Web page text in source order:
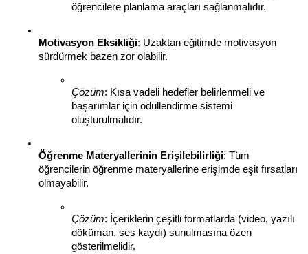
öğrencilere planlama araçları sağlanmalıdır.
Motivasyon Eksikliği: Uzaktan eğitimde motivasyon
sürdürmek bazen zor olabilir.
Çözüm: Kısa vadeli hedefler belirlenmeli ve
başarımlar için ödüllendirme sistemi
oluşturulmalıdır.
Öğrenme Materyallerinin Erişilebilirliği: Tüm
öğrencilerin öğrenme materyallerine erişimde eşit fırsatları
olmayabilir.
Çözüm: İçeriklerin çeşitli formatlarda (video, yazılı
döküman, ses kaydı) sunulmasına özen
gösterilmelidir.